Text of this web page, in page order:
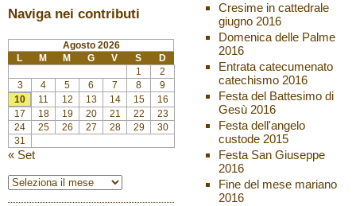
Naviga nei contributi
Agosto 2026
L
M M G V S
D
1
2
3
4 5 6 7 8
9
10
11 12 13 14 15
16
17
18 19 20 21 22
23
24
25 26 27 28 29
30
31
« Set
Cresime in cattedrale
giugno 2016
Domenica delle Palme
2016
Entrata catecumenato
catechismo 2016
Festa del Battesimo di
Gesù 2016
Festa dell'angelo
custode 2015
Festa San Giuseppe
2016
Fine del mese mariano
2016